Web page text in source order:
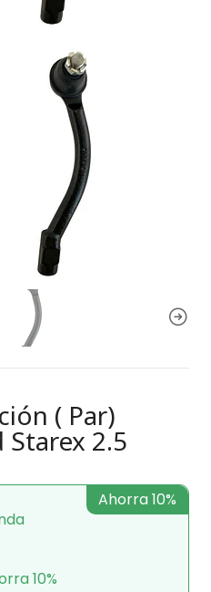
( Par)
2.5
10%
Ahorra 10%